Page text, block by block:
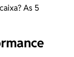
As 5